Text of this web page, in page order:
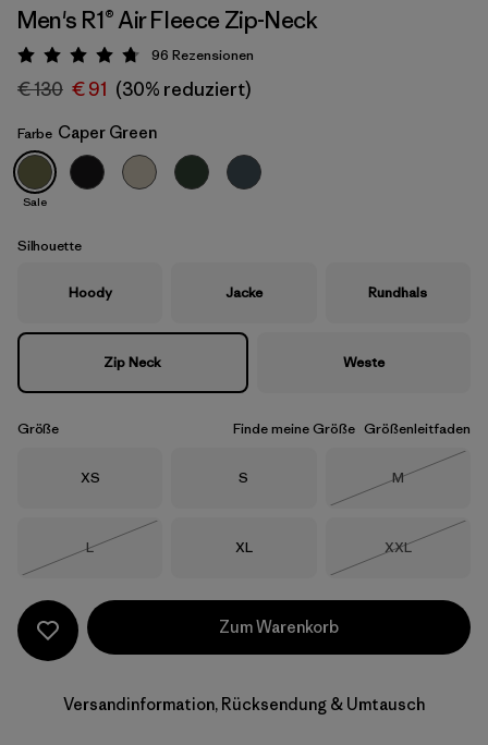
Caper Green
Men's R1® Air Fleece Zip-Neck
Bewertung: 4.8 / 5
96 Rezensionen
€ 130 € 91 (30% reduziert)
Farbe Caper Green
Sale
Silhouette
Hoody Jacke Rundhals
Zip Neck Weste
Größe Finde meine Größe Größenleitfaden
Größe
XS Größe
S Größe
M
Größe
L
Größe
XL Größe
XXL
Zum Warenkorb
Versandinformation, Rücksendung & Umtausch